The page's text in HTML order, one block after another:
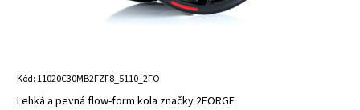
Kód: 11020C30MB2FZF8_5110_2FO
Lehká a pevná flow-form kola značky 2FORGE